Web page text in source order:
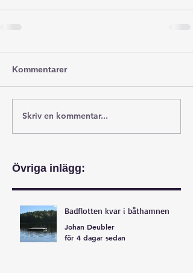
Kommentarer
Skriv en kommentar...
Övriga inlägg:
Badflotten kvar i båthamnen
Johan Deubler
för 4 dagar sedan